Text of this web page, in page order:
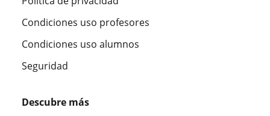
Condiciones uso profesores
Condiciones uso alumnos
Seguridad
Descubre más